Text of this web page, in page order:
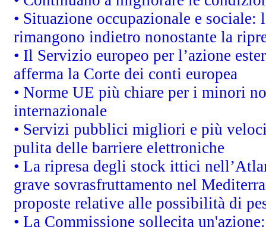
• Situazione occupazionale e
rimangono indietro nonostante la
• Il Servizio europeo per l’azione
afferma la Corte dei conti europea
• Norme UE più chiare per i minori
internazionale
• Servizi pubblici migliori e più
pulita delle barriere elettroniche
• La ripresa degli stock ittici
grave sovrasfruttamento nel
proposte relative alle possibilità di
• La Commissione sollecita